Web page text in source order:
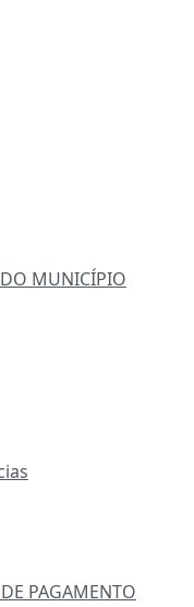
MUNICÍPIO
PAGAMENTO